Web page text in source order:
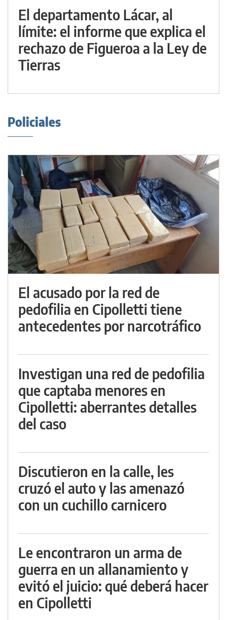
El departamento Lácar, al
límite: el informe que explica el
rechazo de Figueroa a la Ley de
Tierras
Policiales
El acusado por la red de
pedofilia en Cipolletti tiene
antecedentes por narcotráfico
Investigan una red de pedofilia
que captaba menores en
Cipolletti: aberrantes detalles
del caso
Discutieron en la calle, les
cruzó el auto y las amenazó
con un cuchillo carnicero
Le encontraron un arma de
guerra en un allanamiento y
evitó el juicio: qué deberá hacer
en Cipolletti